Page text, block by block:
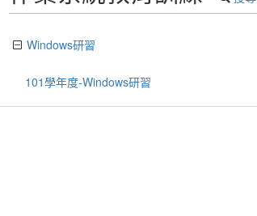
Windows研習
101學年度-Windows研習